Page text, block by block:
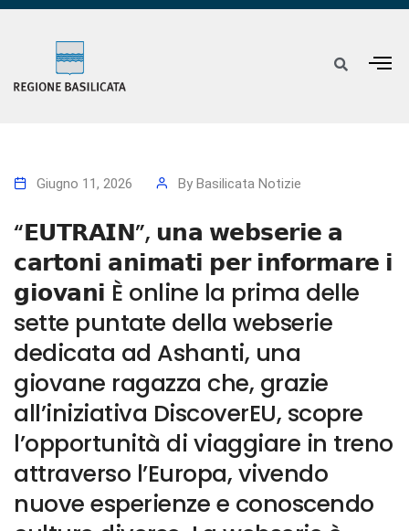
Giugno 11, 2026 By Basilicata Notizie
“𝗘𝗨𝗧𝗥𝗔𝗜𝗡”, 𝘂𝗻𝗮 𝘄𝗲𝗯𝘀𝗲𝗿𝗶𝗲 𝗮
𝗰𝗮𝗿𝘁𝗼𝗻𝗶 𝗮𝗻𝗶𝗺𝗮𝘁𝗶 𝗽𝗲𝗿 𝗶𝗻𝗳𝗼𝗿𝗺𝗮𝗿𝗲 𝗶
𝗴𝗶𝗼𝘃𝗮𝗻𝗶 È online la prima delle
sette puntate della webserie
dedicata ad Ashanti, una
giovane ragazza che, grazie
all’iniziativa DiscoverEU, scopre
l’opportunità di viaggiare in treno
attraverso l’Europa, vivendo
nuove esperienze e conoscendo